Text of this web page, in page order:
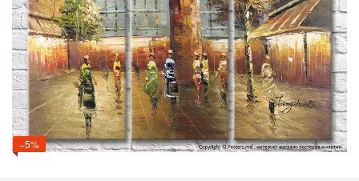
−5%